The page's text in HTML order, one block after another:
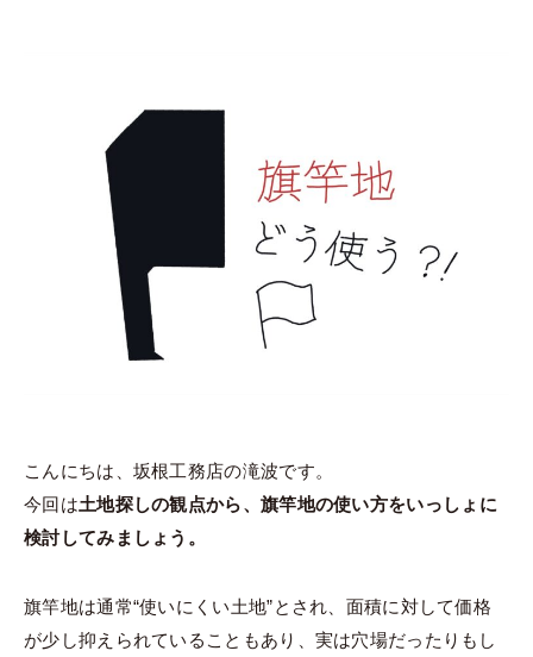
こんにちは、坂根工務店の滝波です。
今回は土地探しの観点から、旗竿地の使い方をいっしょに
検討してみましょう。
旗竿地は通常“使いにくい土地”とされ、面積に対して価格
が少し抑えられていることもあり、実は穴場だったりもし